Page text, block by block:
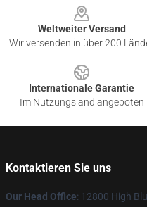
Weltweiter Versand
Wir versenden in über 200
Internationale Garantie
Im Nutzungsland angeboten
Kontaktieren Sie uns
Our Head Office: 12800 High